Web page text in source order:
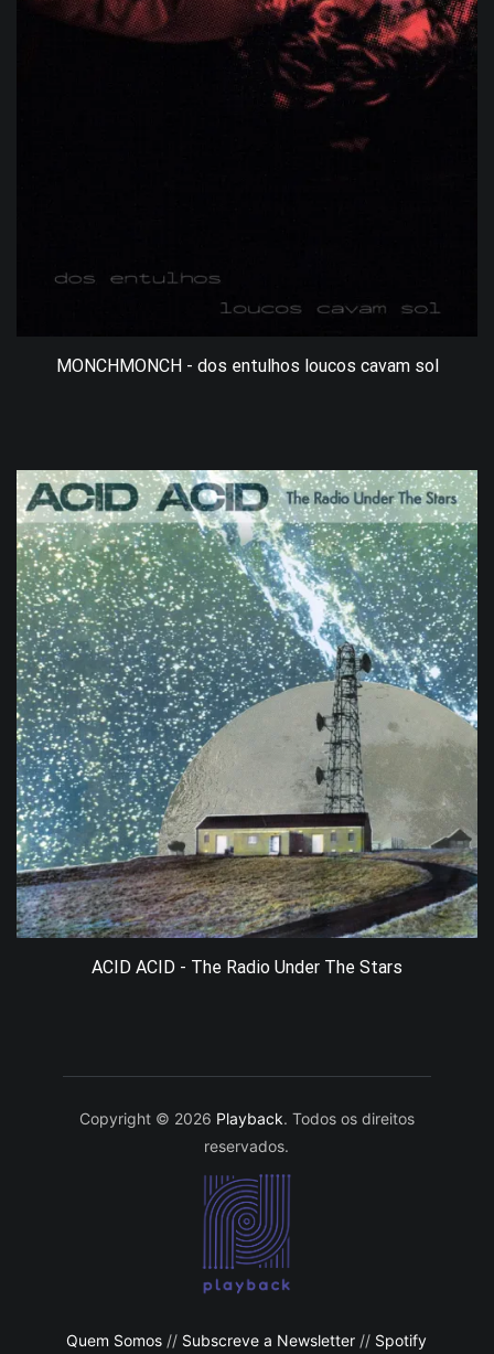
MONCHMONCH - dos entulhos loucos cavam sol
ACID ACID - The Radio Under The Stars
Copyright © 2026 Playback. Todos os direitos
reservados.
Quem Somos // Subscreve a Newsletter // Spotify